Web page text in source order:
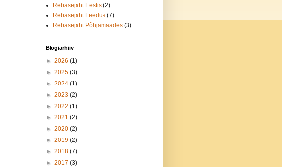
Rebasejaht Eestis (2)
Rebasejaht Leedus (7)
Rebasejaht Põhjamaades (3)
Blogiarhiiv
► 2026 (1)
► 2025 (3)
► 2024 (1)
► 2023 (2)
► 2022 (1)
► 2021 (2)
► 2020 (2)
► 2019 (2)
► 2018 (7)
► 2017 (3)